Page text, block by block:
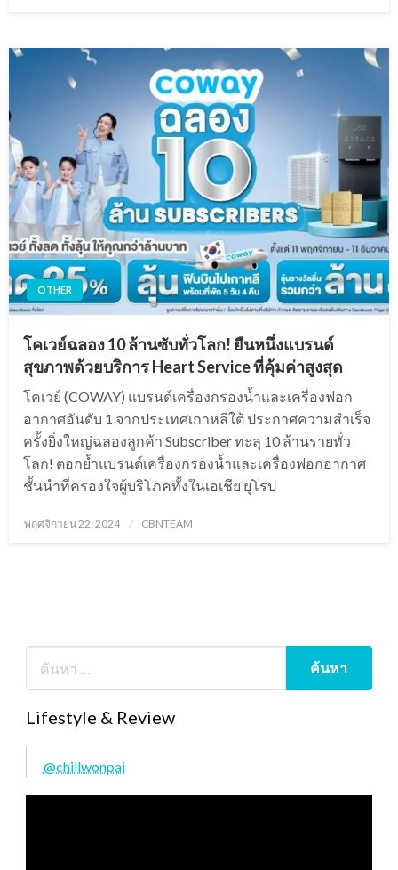
OTHER
โคเวย์ฉลอง 10 ล้านซับทั่วโลก! ยืนหนึ่งแบรนด์
สุขภาพด้วยบริการ Heart Service ที่คุ้มค่าสูงสุด
โคเวย์ (COWAY) แบรนด์เครื่องกรองน้ำและเครื่องฟอก
อากาศอันดับ 1 จากประเทศเกาหลีใต้ ประกาศความสำเร็จ
ครั้งยิ่งใหญ่ฉลองลูกค้า Subscriber ทะลุ 10 ล้านรายทั่ว
โลก! ตอกย้ำแบรนด์เครื่องกรองน้ำและเครื่องฟอกอากาศ
ชั้นนำที่ครองใจผู้บริโภคทั้งในเอเชีย ยุโรป
Posted
พฤศจิกายน 22, 2024 CBNTEAM
Lifestyle & Review
@chillwonpai